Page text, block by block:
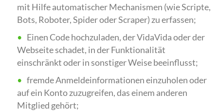
mit Hilfe automatischer Mechanismen (wie Scripte,
Bots, Roboter, Spider oder Scraper) zu erfassen;
Einen Code hochzuladen, der VidaVida oder der
Webseite schadet, in der Funktionalität
einschränkt oder in sonstiger Weise beeinflusst;
fremde Anmeldeinformationen einzuholen oder
auf ein Konto zuzugreifen, das einem anderen
Mitglied gehört;